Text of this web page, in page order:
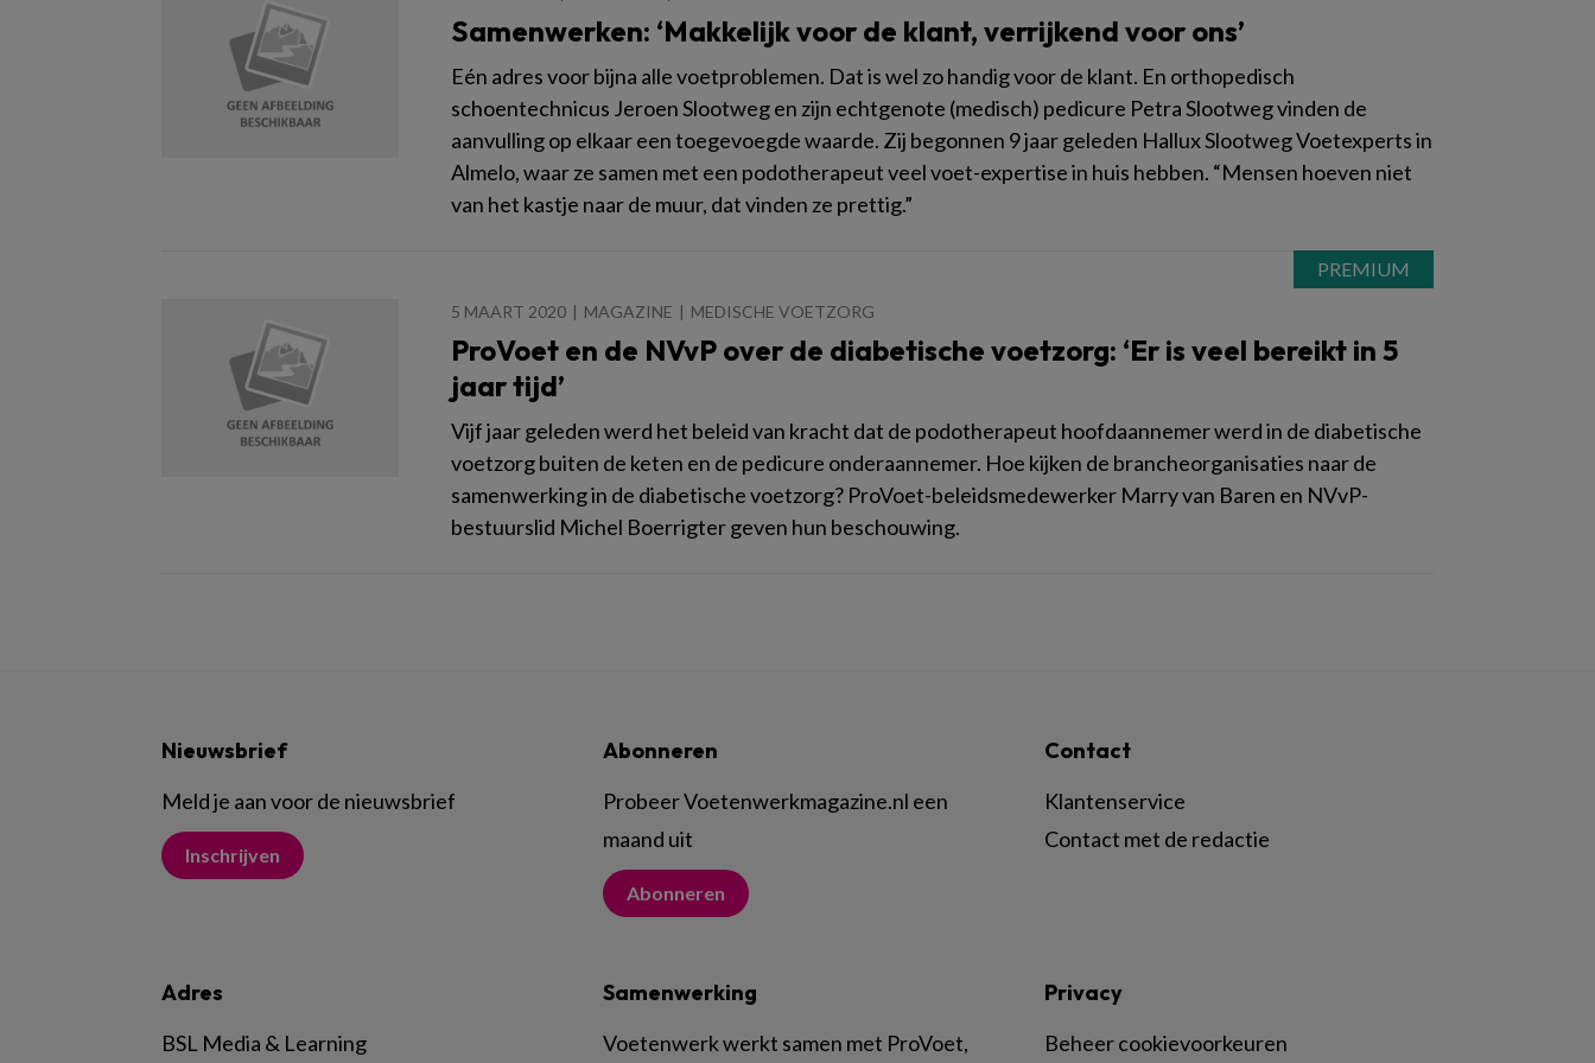
Samenwerken: ‘Makkelijk voor de klant, verrijkend voor ons’
Eén adres voor bijna alle voetproblemen. Dat is wel zo handig voor de klant. En orthopedisch
schoentechnicus Jeroen Slootweg en zijn echtgenote (medisch) pedicure Petra Slootweg vinden de
aanvulling op elkaar een toegevoegde waarde. Zij begonnen 9 jaar geleden Hallux Slootweg Voetexperts in
Almelo, waar ze samen met een podotherapeut veel voet-expertise in huis hebben. “Mensen hoeven niet
van het kastje naar de muur, dat vinden ze prettig.”
5 MAART 2020 MAGAZINE MEDISCHE VOETZORG
ProVoet en de NVvP over de diabetische voetzorg: ‘Er is veel bereikt in 5
jaar tijd’
Vijf jaar geleden werd het beleid van kracht dat de podotherapeut hoofdaannemer werd in de diabetische
voetzorg buiten de keten en de pedicure onderaannemer. Hoe kijken de brancheorganisaties naar de
samenwerking in de diabetische voetzorg? ProVoet-beleidsmedewerker Marry van Baren en NVvP-
bestuurslid Michel Boerrigter geven hun beschouwing.
Nieuwsbrief
Meld je aan voor de nieuwsbrief
Inschrijven
Abonneren
Probeer Voetenwerkmagazine.nl een
maand uit
Abonneren
Contact
Klantenservice
Contact met de redactie
Adres
BSL Media & Learning
Samenwerking
Voetenwerk werkt samen met ProVoet,
Privacy
Beheer cookievoorkeuren